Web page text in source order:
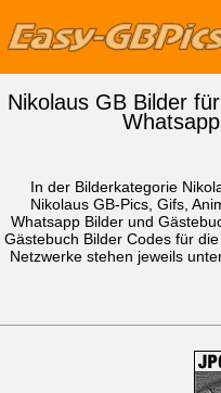
Nikolaus GB Bilder
In der Bilderkategorie
Nikolaus GB-Pics, Gifs,
Whatsapp Bilder und
Gästebuch Bilder Codes für
Netzwerke stehen jeweils